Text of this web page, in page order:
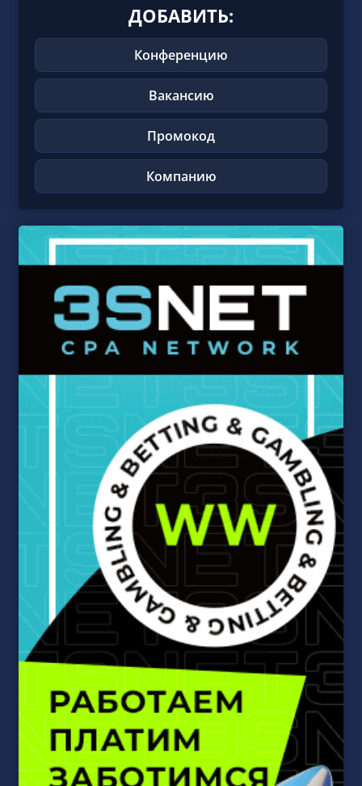
ДОБАВИТЬ:
Конференцию
Вакансию
Промокод
Компанию